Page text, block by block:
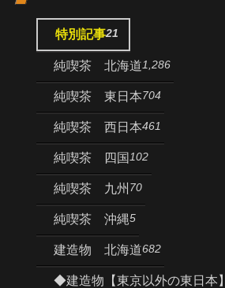
特別記事21
純喫茶 北海道1,286
純喫茶 東日本704
純喫茶 西日本461
純喫茶 四国 102
純喫茶 九州 70
純喫茶 沖縄5
建造物 北海道682
◆建造物【東京以外の東日本】